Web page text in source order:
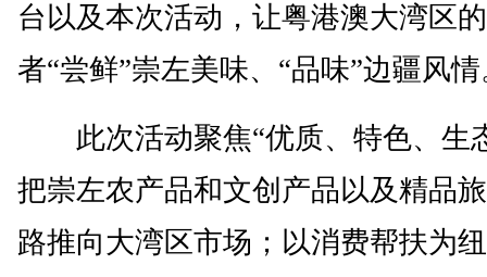
台以及本次活动，让粤港澳大湾区
者“尝鲜”崇左美味、“品味”边疆风
此次活动聚焦“优质、特色、生
把崇左农产品和文创产品以及精品
路推向大湾区市场；以消费帮扶为